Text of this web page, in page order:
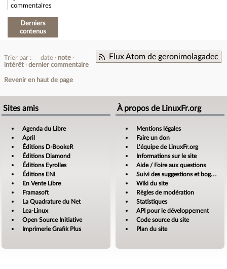
commentaires
Derniers
contenus
Flux Atom de geronimolagadec
Trier par : date
note
intérêt
dernier commentaire
Revenir en haut de page
Sites amis
Agenda du Libre
April
Éditions D-BookeR
Éditions Diamond
Éditions Eyrolles
Éditions ENI
En Vente Libre
Framasoft
La Quadrature du Net
Lea-Linux
Open Source Initiative
Imprimerie Grafik Plus
À propos de LinuxFr.org
Mentions légales
Faire un don
L’équipe de LinuxFr.org
Informations sur le site
Aide / Foire aux questions
Suivi des suggestions et bogues
Wiki du site
Règles de modération
Statistiques
API pour le développement
Code source du site
Plan du site